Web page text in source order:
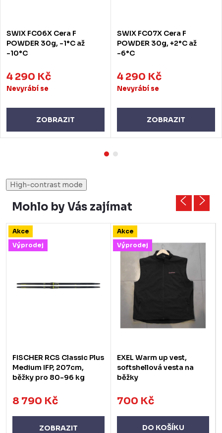
SWIX FC06X Cera F
POWDER 30g, -1°C až
-10°C
4 290 Kč
Nevyrábí se
ZOBRAZIT
SWIX FC07X Cera F
POWDER 30g, +2°C až
-6°C
4 290 Kč
Nevyrábí se
ZOBRAZIT
High-contrast mode
Mohlo by Vás zajímat
Akce
Výprodej
FISCHER RCS Classic Plus
Medium IFP, 207cm,
běžky pro 80-96 kg
8 790 Kč
ZOBRAZIT
Akce
Výprodej
EXEL Warm up vest,
softshellová vesta na
běžky
700 Kč
DO KOŠÍKU